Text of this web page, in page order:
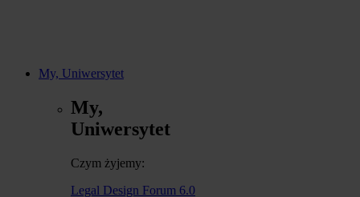
My, Uniwersytet
My,
Uniwersytet
Czym żyjemy:
Legal Design Forum 6.0